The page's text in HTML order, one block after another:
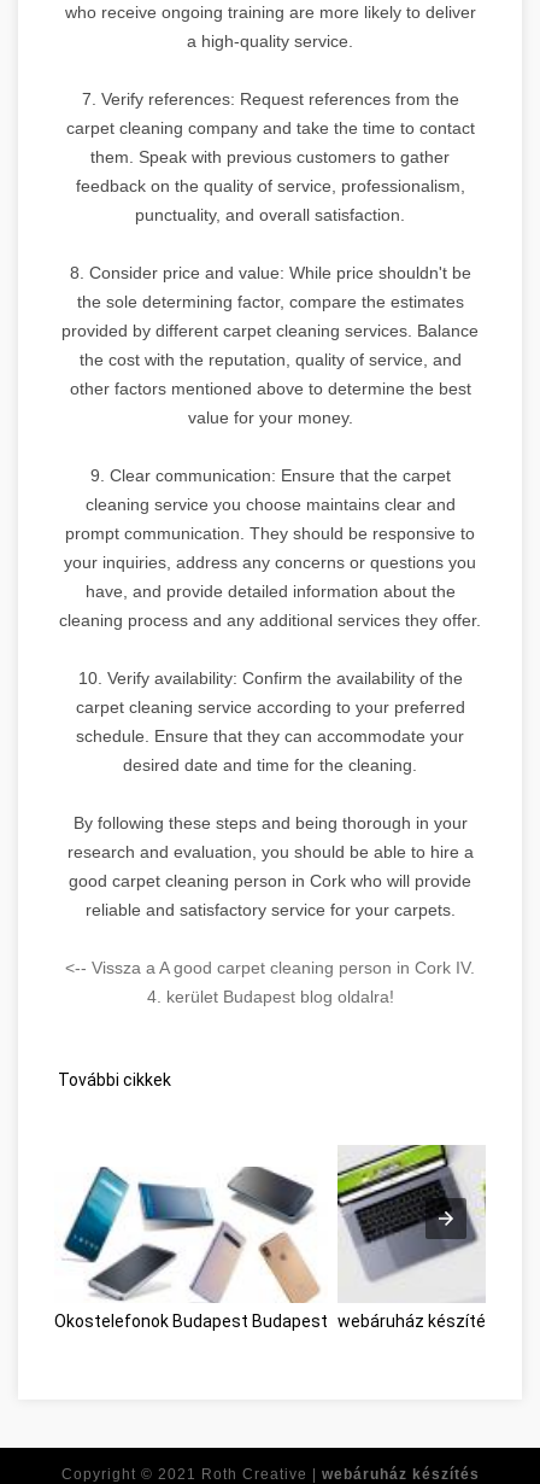
who receive ongoing training are more likely to deliver
a high-quality service.
7. Verify references: Request references from the
carpet cleaning company and take the time to contact
them. Speak with previous customers to gather
feedback on the quality of service, professionalism,
punctuality, and overall satisfaction.
8. Consider price and value: While price shouldn't be
the sole determining factor, compare the estimates
provided by different carpet cleaning services. Balance
the cost with the reputation, quality of service, and
other factors mentioned above to determine the best
value for your money.
9. Clear communication: Ensure that the carpet
cleaning service you choose maintains clear and
prompt communication. They should be responsive to
your inquiries, address any concerns or questions you
have, and provide detailed information about the
cleaning process and any additional services they offer.
10. Verify availability: Confirm the availability of the
carpet cleaning service according to your preferred
schedule. Ensure that they can accommodate your
desired date and time for the cleaning.
By following these steps and being thorough in your
research and evaluation, you should be able to hire a
good carpet cleaning person in Cork who will provide
reliable and satisfactory service for your carpets.
<-- Vissza a A good carpet cleaning person in Cork IV.
4. kerület Budapest blog oldalra!
További cikkek
Okostelefonok Budapest Budapest webáruház készítés
Copyright © 2021 Roth Creative | webáruház készítés